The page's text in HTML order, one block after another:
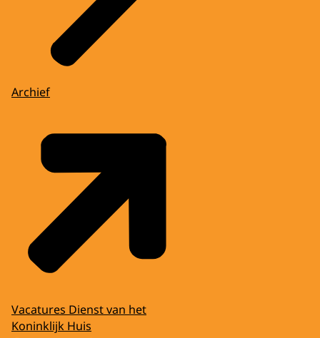
Archief
Vacatures Dienst van het
Koninklijk Huis